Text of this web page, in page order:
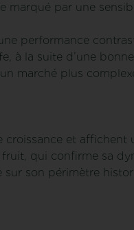
marqué par une
performance
à la suite d’une
marché plus
et affichent
qui confirme sa
son périmètre